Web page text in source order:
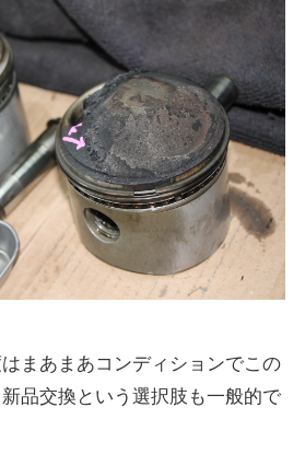
まあまあコンディションでこの
品交換という選択肢も一般的で